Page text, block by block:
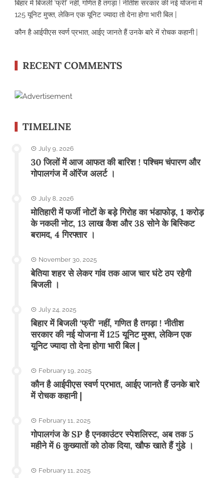
बिहार में बिजली ‘फ्री’ नहीं, गणित है तगड़ा ! नीतीश सरकार की नई योजना में
125 यूनिट मुफ्त, लेकिन एक यूनिट ज्यादा तो देना होगा भारी बिल |
कौन है आईपीएस स्वर्ण प्रभात, आईए जानते हैं उनके बारे में रोचक कहानी |
RECENT COMMENTS
TIMELINE
July 9, 2026
30 जिलों में आज आफत की बारिश ! पश्चिम चंपारण और
गोपालगंज में ऑरेंज अलर्ट ।
July 8, 2026
मोतिहारी में फर्जी नोटों के बड़े गिरोह का भंडाफोड़, 1 करोड़
के नकली नोट, 13 लाख कैश और 38 सोने के बिस्किट
बरामद, 4 गिरफ्तार ।
November 30, 2025
बेतिया शहर से लेकर गांव तक आज चार घंटे ठप रहेगी
बिजली ।
July 24, 2025
बिहार में बिजली ‘फ्री’ नहीं, गणित है तगड़ा ! नीतीश
सरकार की नई योजना में 125 यूनिट मुफ्त, लेकिन एक
यूनिट ज्यादा तो देना होगा भारी बिल |
February 19, 2025
कौन है आईपीएस स्वर्ण प्रभात, आईए जानते हैं उनके बारे
में रोचक कहानी |
February 11, 2025
गोपालगंज के SP है एनकाउंटर स्पेशलिस्ट, अब तक 5
महीने में 6 कुख्यातों को ठोक दिया, खौफ खाते हैं गुंडे ।
February 11, 2025